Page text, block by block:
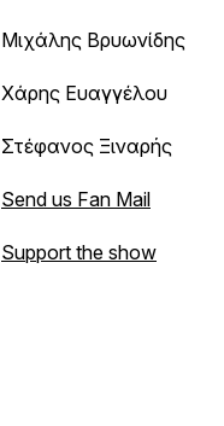
Μιχάλης Βρυωνίδης
Χάρης Ευαγγέλου
Στέφανος Ξιναρής
Send us Fan Mail
Support the show